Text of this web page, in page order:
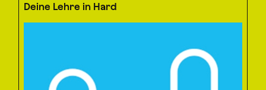
Deine Lehre in Hard